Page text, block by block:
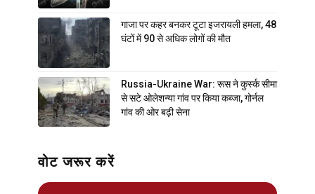
गाजा पर कहर बनकर टूटा इजरायली हमला, 48
घंटों में 90 से अधिक लोगों की मौत
Russia-Ukraine War: रूस ने कुर्स्क सीमा
से सटे ओलेशन्या गांव पर किया कब्जा, गोर्नल
गांव की ओर बढ़ी सेना
वोट जरूर करें